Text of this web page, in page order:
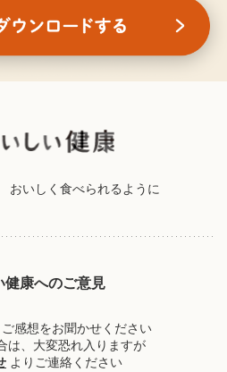
おいしく食べられるように
健康へのご意見
感想をお聞かせください
は、大変恐れ入りますが
よりご連絡ください